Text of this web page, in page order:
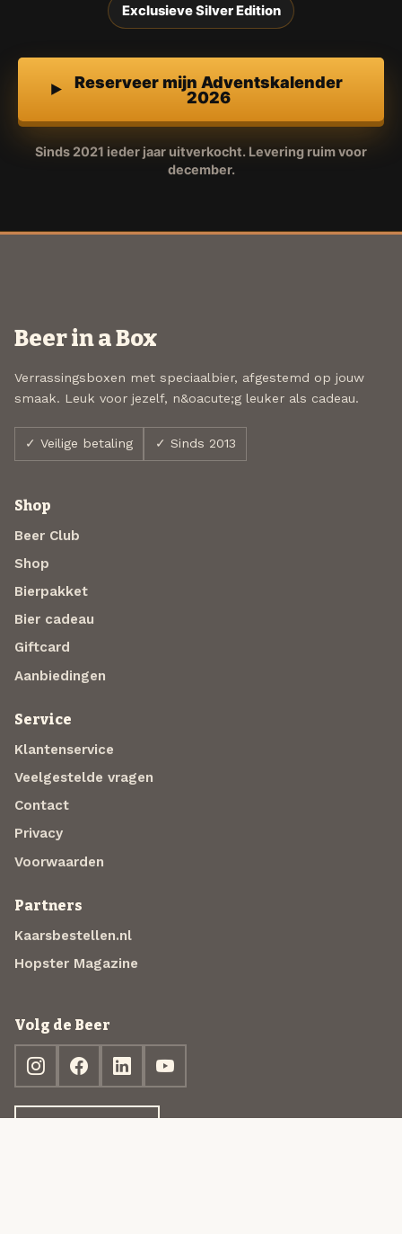
Exclusieve Silver Edition
Reserveer mijn Adventskalender
2026
Sinds 2021 ieder jaar uitverkocht. Levering ruim voor
december.
Beer in a Box
Verrassingsboxen met speciaalbier, afgestemd op jouw
smaak. Leuk voor jezelf, n&oacute;g leuker als cadeau.
✓ Veilige betaling ✓ Sinds 2013
Shop
Beer Club
Shop
Bierpakket
Bier cadeau
Giftcard
Aanbiedingen
Service
Klantenservice
Veelgestelde vragen
Contact
Privacy
Voorwaarden
Partners
Kaarsbestellen.nl
Hopster Magazine
Volg de Beer